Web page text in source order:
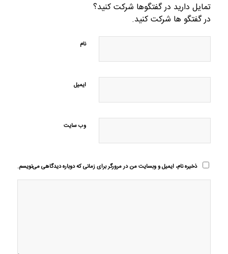
تمایل دارید در گفتگوها شرکت کنید؟
در گفتگو ها شرکت کنید.
نام
ایمیل
وب‌ سایت
ذخیره نام، ایمیل و وبسایت من در مرورگر برای زمانی که دوباره دیدگاهی می‌نویسم.